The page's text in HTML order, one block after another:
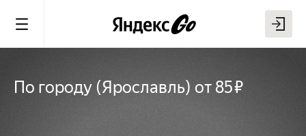
По городу (Ярославль) от 85 ₽